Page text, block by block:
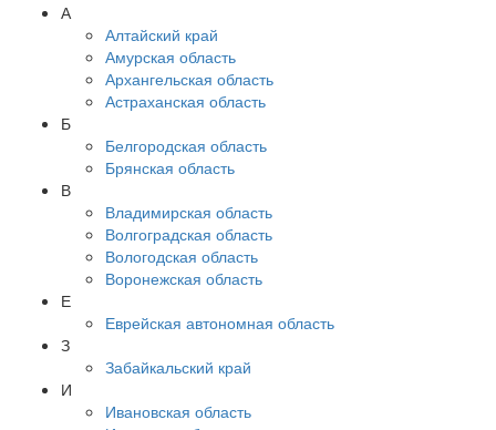
А
Алтайский край
Амурская область
Архангельская область
Астраханская область
Б
Белгородская область
Брянская область
В
Владимирская область
Волгоградская область
Вологодская область
Воронежская область
Е
Еврейская автономная область
З
Забайкальский край
И
Ивановская область